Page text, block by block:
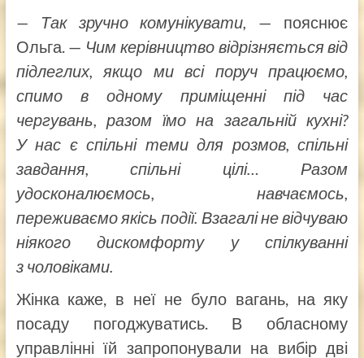
— Так зручно комунікувати,
— пояснює
Ольга. — Чим керівництво відрізняється від
підлеглих, якщо ми всі поруч працюємо,
спимо в одному приміщенні під час
чергувань, разом їмо на загальній кухні?
У нас є спільні теми для розмов, спільні
завдання, спільні цілі… Разом
удосконалюємось, навчаємось,
переживаємо якісь події. Взагалі не відчуваю
ніякого дискомфорту у спілкуванні
з чоловіками.
Жінка каже, в неї не було вагань, на яку
посаду погоджуватись. В обласному
управлінні їй запропонували на вибір дві